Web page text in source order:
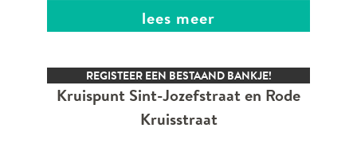
lees meer
REGISTEER EEN BESTAAND BANKJE!
Kruispunt Sint-Jozefstraat en Rode
Kruisstraat